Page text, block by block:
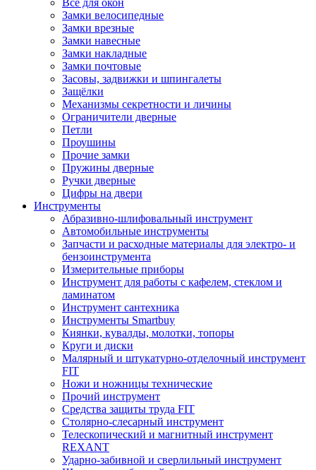
Всё для окон
Замки велосипедные
Замки врезные
Замки навесные
Замки накладные
Замки почтовые
Засовы, задвижки и шпингалеты
Защёлки
Механизмы секретности и личины
Ограничители дверные
Петли
Проушины
Прочие замки
Пружины дверные
Ручки дверные
Цифры на двери
Инструменты
Абразивно-шлифовальный инструмент
Автомобильные инструменты
Запчасти и расходные материалы для электро- и
бензоинструмента
Измерительные приборы
Инструмент для работы с кафелем, стеклом и
ламинатом
Инструмент сантехника
Инструменты Smartbuy
Киянки, кувалды, молотки, топоры
Круги и диски
Малярный и штукатурно-отделочный инструмент
FIT
Ножи и ножницы технические
Прочий инструмент
Средства защиты труда FIT
Столярно-слесарный инструмент
Телескопический и магнитный инструмент
REXANT
Ударно-забивной и сверлильный инструмент